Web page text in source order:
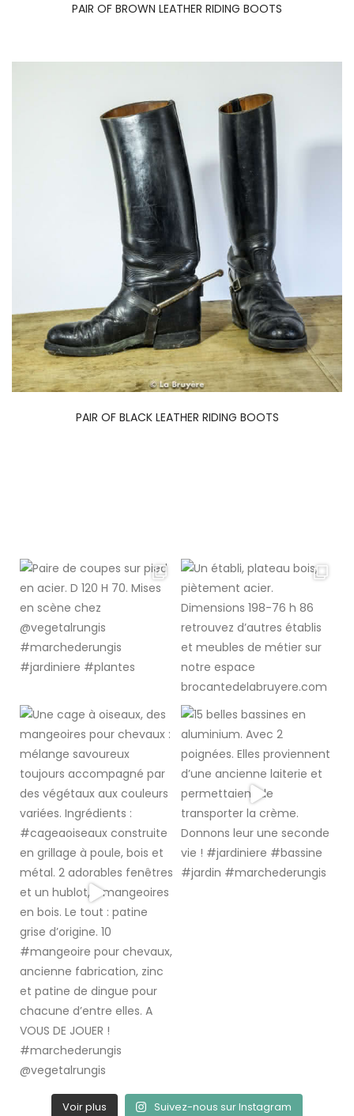
PAIR OF BROWN LEATHER RIDING BOOTS
PAIR OF BLACK LEATHER RIDING BOOTS
Voir plus Suivez-nous sur Instagram